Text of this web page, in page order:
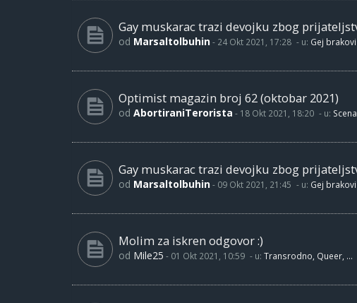
Gay muskarac trazi devojku zbog
od Marsaltolbuhin- 24 Okt 2021, 17:28 - u: Gej
Optimist magazin broj 62 (oktobar 2021)
od AbortiraniTerorista - 18 Okt 2021, 18:20 - u: Scena
Gay muskarac trazi devojku zbog
od Marsaltolbuhin- 09 Okt 2021, 21:45 - u: Gej
Molim za iskren odgovor :)
od Mile25 - 01 Okt 2021, 10:59 - u: Transrodno, Queer, ...